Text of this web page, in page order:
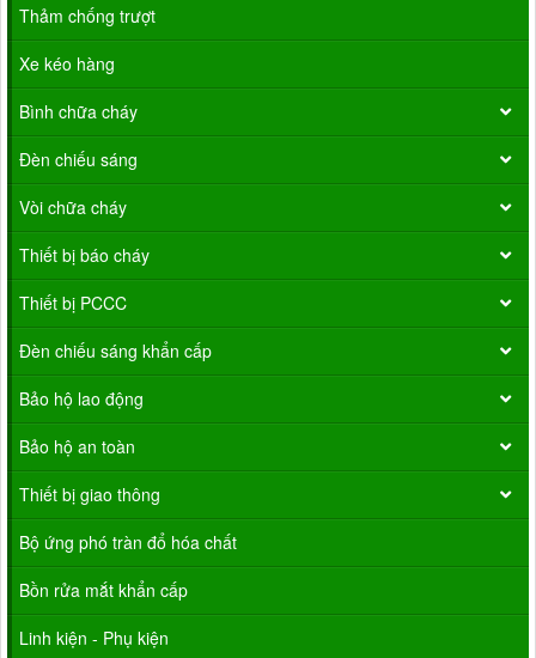
Thảm chống trượt
Xe kéo hàng
Bình chữa cháy
Đèn chiếu sáng
Vòi chữa cháy
Thiết bị báo cháy
Thiết bị PCCC
Đèn chiếu sáng khẩn cấp
Bảo hộ lao động
Bảo hộ an toàn
Thiết bị giao thông
Bộ ứng phó tràn đổ hóa chất
Bồn rửa mắt khẩn cấp
Linh kiện - Phụ kiện